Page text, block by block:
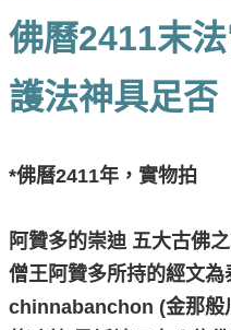
佛曆2411末
護法神具足否
*佛曆2411年，實物拍
阿贊多的崇迪 五大古佛
僧王阿贊多所持的經文為
chinnabanchon (金那般